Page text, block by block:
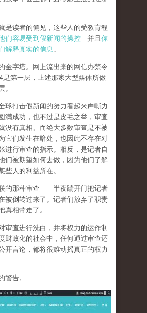
是读者的偏见，这些人的受教育程
们容易受到假新闻的操控 ，并且 你
解释真实的信息 。
金字塔。网上流出来的网信办禁令
是第一层，上述那家大型媒体所做
。
球打击假新闻的努力看起来声嘶力
满成功，也不过是皮毛之举，审查
没有真相。而绝大多数审查是不被
它们发生在暗处，也因此不存在对
进行审查的指示。相反，是记者自
们被期望如何去做，因为他们了解
些人的利益所在。
的那种审查——半夜踹开门把记者
倒转过来了。记者们放弃了职责
真相带走了。
审查进行洗白，并将权力的运作制
财政化的社会中，任何通过审查还
开言论，都将很难动摇真正的权力
警告。